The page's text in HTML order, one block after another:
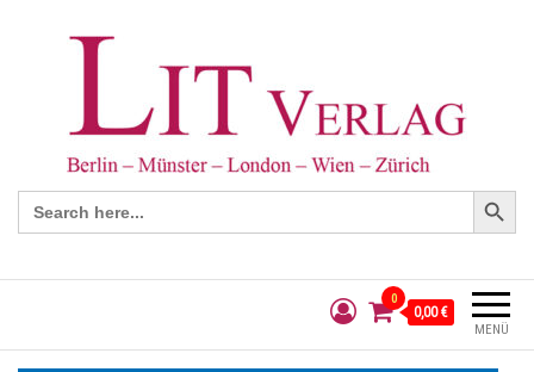
Search
for:
Search Button
MENÜ
0
0,00 €